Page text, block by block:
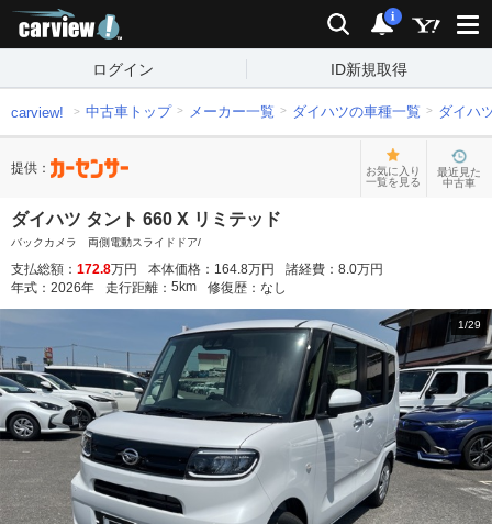
検索 通知
i
ログイン ID新規取得
carview! 中古車トップ メーカー一覧 ダイハツの車種一覧 ダイハ
提供：
お気に入り
一覧を見る
最近見た
中古車
ダイハツ タント 660 X リミテッド
バックカメラ 両側電動スライドドア/
支払総額： 172.8万円 本体価格： 164.8万円 諸経費： 8.0万円
年式： 2026年 走行距離： 5 km 修復歴： なし
1/29